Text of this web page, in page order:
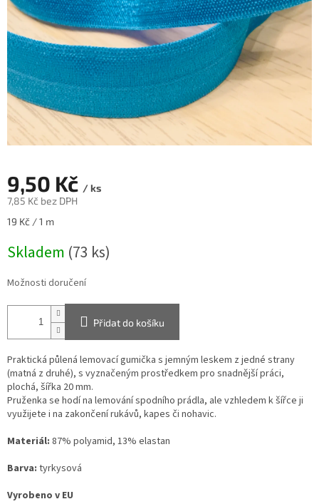
9,50 Kč / ks
7,85 Kč bez DPH
Měrná
19 Kč / 1 m
Skladem (73 ks)
Možnosti doručení
Přidat do košíku
Praktická půlená lemovací gumička s jemným leskem z jedné strany
(matná z druhé), s vyznačeným prostředkem pro snadnější práci,
plochá, šířka 20 mm.
Pruženka se hodí na lemování spodního prádla, ale vzhledem k šířce ji
využijete i na zakončení rukávů, kapes či nohavic.
Materiál: 87% polyamid, 13% elastan
Barva: tyrkysová
Vyrobeno v EU